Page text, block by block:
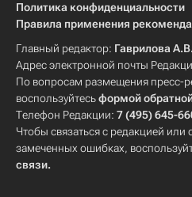
Политика конфиденциальности
Правила применения
Главный редактор: Гаврилова А.В.
Адрес электронной почты
По вопросам размещения пресс-
воспользуйтесьформой
Телефон Редакции: 7 (495) 645-
Чтобы связаться с редакцией или
замеченных ошибках,
связи.